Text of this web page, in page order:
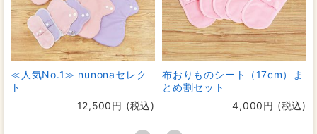
≪人気No.1≫ nunonaセレク
ト
12,500円 (税込)
布おりものシート（17cm）ま
とめ割セット
4,000円 (税込)